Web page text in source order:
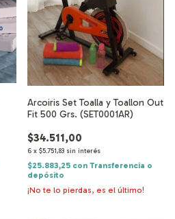
Arcoiris Set Toalla y Toallon Out
Fit 500 Grs. (SET0001AR)
$34.511,00
6 x $5.751,83 sin interés
$25.883,25 con Transferencia o
depósito
¡No te lo pierdas, es el último!